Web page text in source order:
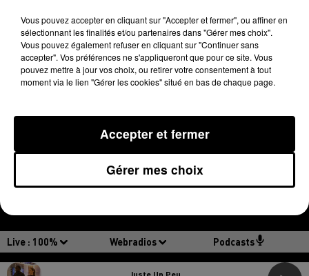
Live : 100% Webradios Podcasts
Juste Un Peu
MENTIONS LÉGALES
CONDITIONS GÉNÉRALES D’UTILISATION
REGLEMENT JEUX CONCOURS
LOGO
Vous pouvez accepter en cliquant sur "Accepter et fermer", ou affiner en
sélectionnant les finalités et/ou partenaires dans "Gérer mes choix".
Vous pouvez également refuser en cliquant sur "Continuer sans
accepter". Vos préférences ne s'appliqueront que pour ce site. Vous
pouvez mettre à jour vos choix, ou retirer votre consentement à tout
moment via le lien "Gérer les cookies" situé en bas de chaque page.
Gérer mes choix
Accepter et fermer